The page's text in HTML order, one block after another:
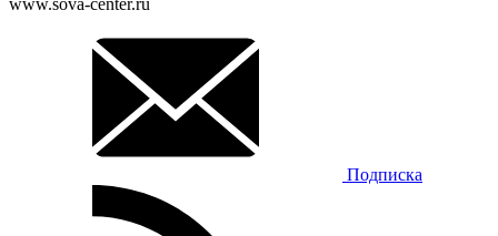
www.sova-center.ru
Подписка